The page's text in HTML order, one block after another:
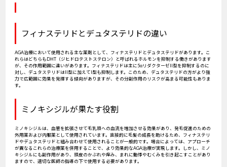
フィナステリドとデュタステリドの違い
AGA治療において使用される主な薬剤として、フィナステリドとデュタステリドがあります。こ
れらはどちらもDHT（ジヒドロテストステロン）と呼ばれるホルモンを抑制する働きがあります
が、その作用範囲に違いがあります。フィナステリドは主に5αリダクターゼII型を抑制するのに
対し、デュタステリドはII型に加えてI型も抑制します。このため、デュタステリドの方がより強
力で広範囲に効果を発揮する傾向がありますが、その分副作用のリスクが高まる可能性もありま
す。
ミノキシジルが果たす役割
ミノキシジルは、血管を拡張させて毛乳頭への血流を増加させる効果があり、発毛促進のための
外用薬および内服薬として使用されています。直接的に毛髪の成長を助けるため、フィナステリ
ドやデュタステリドと組み合わせて使用されることが一般的です。場合によっては、アプローチ
が異なるこれらの治療薬を併用することで、より効果的なAGA治療が実現します。しかし、ミノ
キシジルにも副作用があり、頭皮のかぶれや痒み、まれに動悸やむくみを引き起こすことがあり
ますので、適切な医師の指導の下で使用する必要があります。